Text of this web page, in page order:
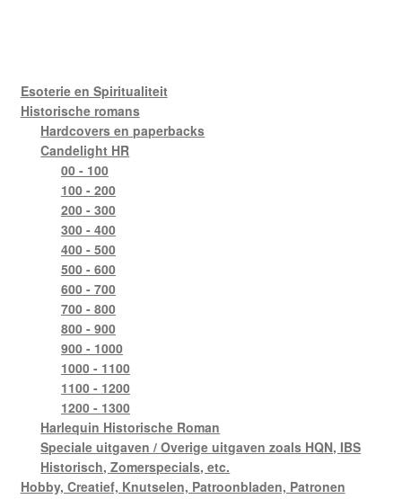
Esoterie en Spiritualiteit
Historische romans
Hardcovers en paperbacks
Candelight HR
00 - 100
100 - 200
200 - 300
300 - 400
400 - 500
500 - 600
600 - 700
700 - 800
800 - 900
900 - 1000
1000 - 1100
1100 - 1200
1200 - 1300
Harlequin Historische Roman
Speciale uitgaven / Overige uitgaven zoals HQN, IBS
Historisch, Zomerspecials, etc.
Hobby, Creatief, Knutselen, Patroonbladen, Patronen